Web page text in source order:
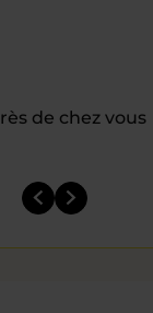
de chez vous